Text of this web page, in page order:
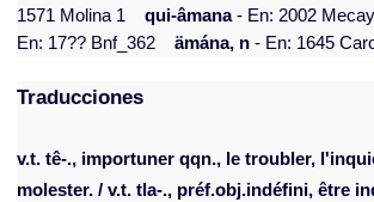
1571 Molina 1
qui-âmana- En: 2002
En: 17?? Bnf_362
ämána, n - En: 1645
Traducciones
v.t. tê-., importuner qqn., le troubler,
molester. / v.t. tla-., préf.obj.indéfini, être